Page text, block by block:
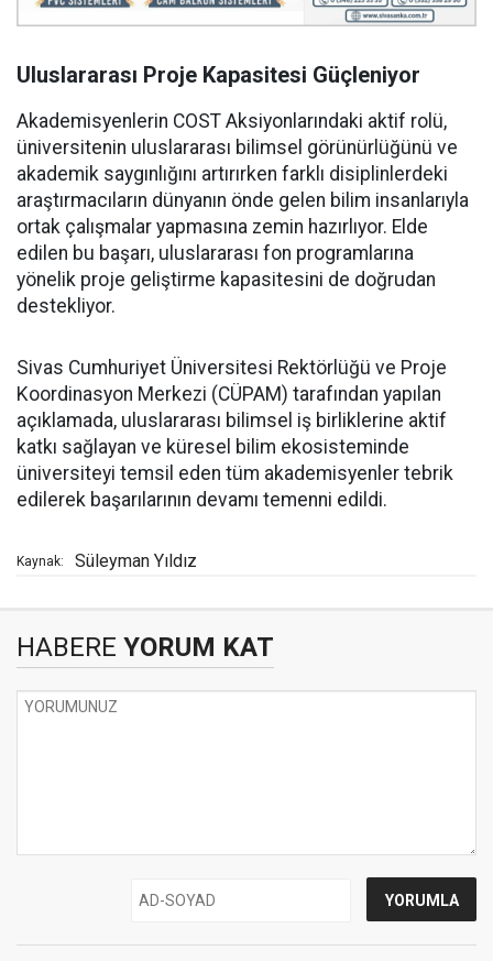
Uluslararası Proje Kapasitesi Güçleniyor
Akademisyenlerin COST Aksiyonlarındaki aktif rolü,
üniversitenin uluslararası bilimsel görünürlüğünü ve
akademik saygınlığını artırırken farklı disiplinlerdeki
araştırmacıların dünyanın önde gelen bilim insanlarıyla
ortak çalışmalar yapmasına zemin hazırlıyor. Elde
edilen bu başarı, uluslararası fon programlarına
yönelik proje geliştirme kapasitesini de doğrudan
destekliyor.
Sivas Cumhuriyet Üniversitesi Rektörlüğü ve Proje
Koordinasyon Merkezi (CÜPAM) tarafından yapılan
açıklamada, uluslararası bilimsel iş birliklerine aktif
katkı sağlayan ve küresel bilim ekosisteminde
üniversiteyi temsil eden tüm akademisyenler tebrik
edilerek başarılarının devamı temenni edildi.
Kaynak: Süleyman Yıldız
HABERE YORUM KAT